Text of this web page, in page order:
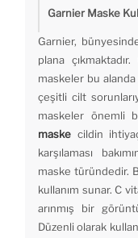
Garnier Maske
Garnier,
plana
maskeler bu
çeşitli cilt
maskeler önemli
maske cildin
karşılaması
maske türündedir.
kullanım sunar. C
arınmış bir
Düzenli olarak